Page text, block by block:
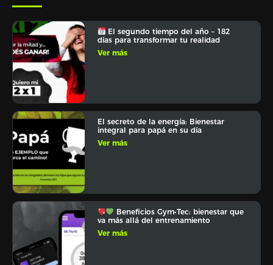
El segundo tiempo del año – 182
días para transformar tu realidad
Ver más
El secreto de la energía: Bienestar
integral para papá en su día
Ver más
Beneficios Gym•Tec: bienestar que
va más allá del entrenamiento
Ver más